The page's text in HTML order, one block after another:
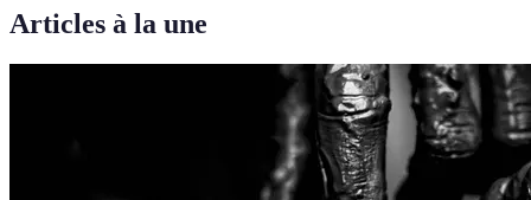
Articles à la une